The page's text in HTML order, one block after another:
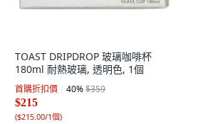
TOAST DRIPDROP 玻璃咖啡杯
180ml 耐熱玻璃, 透明色, 1個
首購折扣價 40%$359
$215
($215.00/1個)